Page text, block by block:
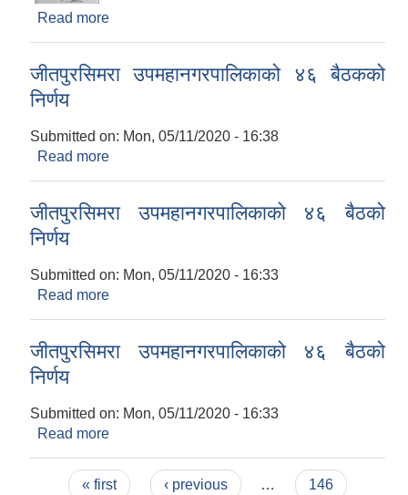
Read more
जीतपुरसिमरा उपमहानगरपालिकाको ४६ बैठकको
निर्णय
Submitted on: Mon, 05/11/2020 - 16:38
Read more
जीतपुरसिमरा उपमहानगरपालिकाको ४६ बैठको
निर्णय
Submitted on: Mon, 05/11/2020 - 16:33
Read more
जीतपुरसिमरा उपमहानगरपालिकाको ४६ बैठको
निर्णय
Submitted on: Mon, 05/11/2020 - 16:33
Read more
Pages« first ‹ previous … 146